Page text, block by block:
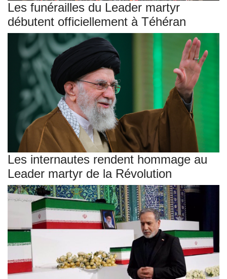
Les funérailles du Leader martyr
débutent officiellement à Téhéran
Les internautes rendent hommage au
Leader martyr de la Révolution